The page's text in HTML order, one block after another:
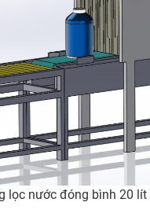
lọc nước đóng bình 20